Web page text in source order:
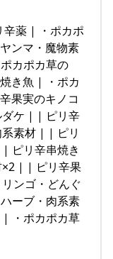
薬 | ・ポカポ
ンマ・魔物素
カポカ草の
き魚 | ・ポカ
果実のキノコ
ダケ | | ピリ辛
素材 | | ピリ
ピリ辛串焼き
×2 | | ピリ辛果
ンゴ・どんぐ
ーブ・肉系素
・ポカポカ草